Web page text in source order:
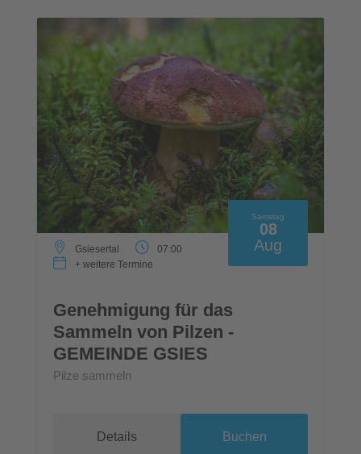
Samstag
08
Aug
Gsiesertal
07:00
+ weitere Termine
Genehmigung für das
Sammeln von Pilzen -
GEMEINDE GSIES
Pilze sammeln
Details Buchen